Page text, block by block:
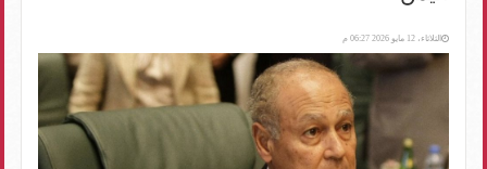
الثلاثاء، 12 مايو 2026 06:27 م